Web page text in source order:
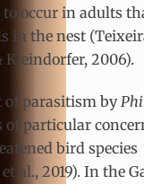
occur in adults
in the nest
Kleindorfer, 2006).
of parasitism by
of particular
bird species
al., 2019). In the